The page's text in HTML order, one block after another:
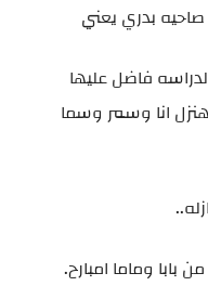
بدري يعني
فاضل عليها
انا وسمر وسما
بابا وماما امبارح.